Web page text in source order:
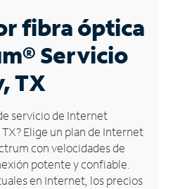
fibra óptica
Servicio
TX
servicio de Internet
Elige un plan de Internet
con velocidades de
potente y confiable.
en Internet, los precios